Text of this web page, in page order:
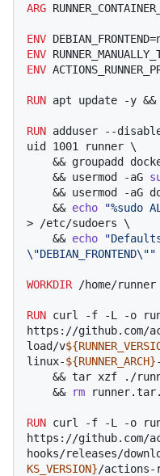
ARG
ENV
ENV
ENV
RUN apt update -y
RUN adduser --
uid 1001 runner \
    && usermod -aG
    &&
echo
"%sudo
> /etc/sudoers \
    &&
echo
\"DEBIAN_FRONTEND\""
WORKDIR /home/runner
RUN curl -f -L -o
https://github.com/
load/v
linux-${RUNNER_ARCH}-
    &&
rm
RUN curl -f -L -o
https://github.com/
hooks/releases/
KS_VERSION}/actions-